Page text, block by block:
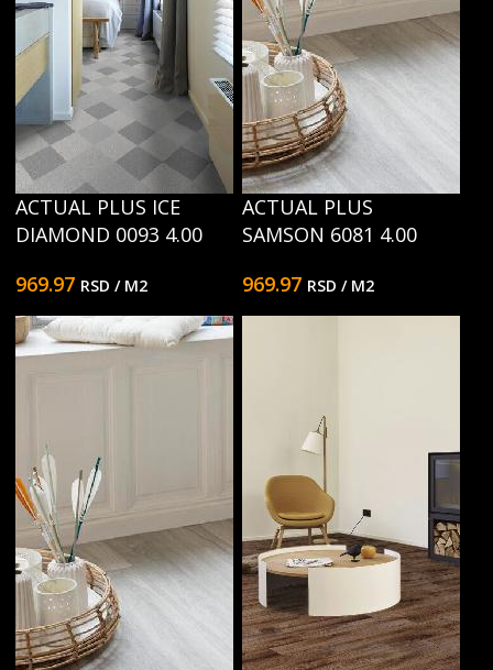
ACTUAL PLUS ICE
DIAMOND 0093 4.00
969.97 RSD / M2
ACTUAL PLUS
SAMSON 6081 4.00
969.97 RSD / M2